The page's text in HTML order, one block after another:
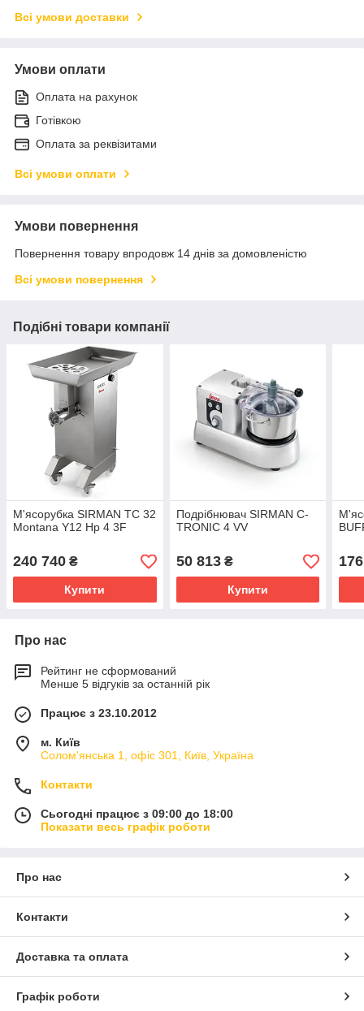
Всі умови доставки
Умови оплати
Оплата на рахунок
Готівкою
Оплата за реквізитами
Всі умови оплати
Умови повернення
Повернення товару впродовж 14 днів за домовленістю
Всі умови повернення
Подібні товари компанії
М'ясорубка SIRMAN TC 32
Montana Y12 Hp 4 3F
240 740 ₴
Купити
Подрібнювач SIRMAN C-
TRONIC 4 VV
50 813₴
Купити
Про нас
Рейтинг не сформований
Менше 5 відгуків за останній рік
Працює з 23.10.2012
м. Київ
Солом'янська 1, офіс 301, Київ, Україна
Контакти
Сьогодні працює з 09:00 до 18:00
Показати весь графік роботи
Про нас
Контакти
Доставка та оплата
Графік роботи